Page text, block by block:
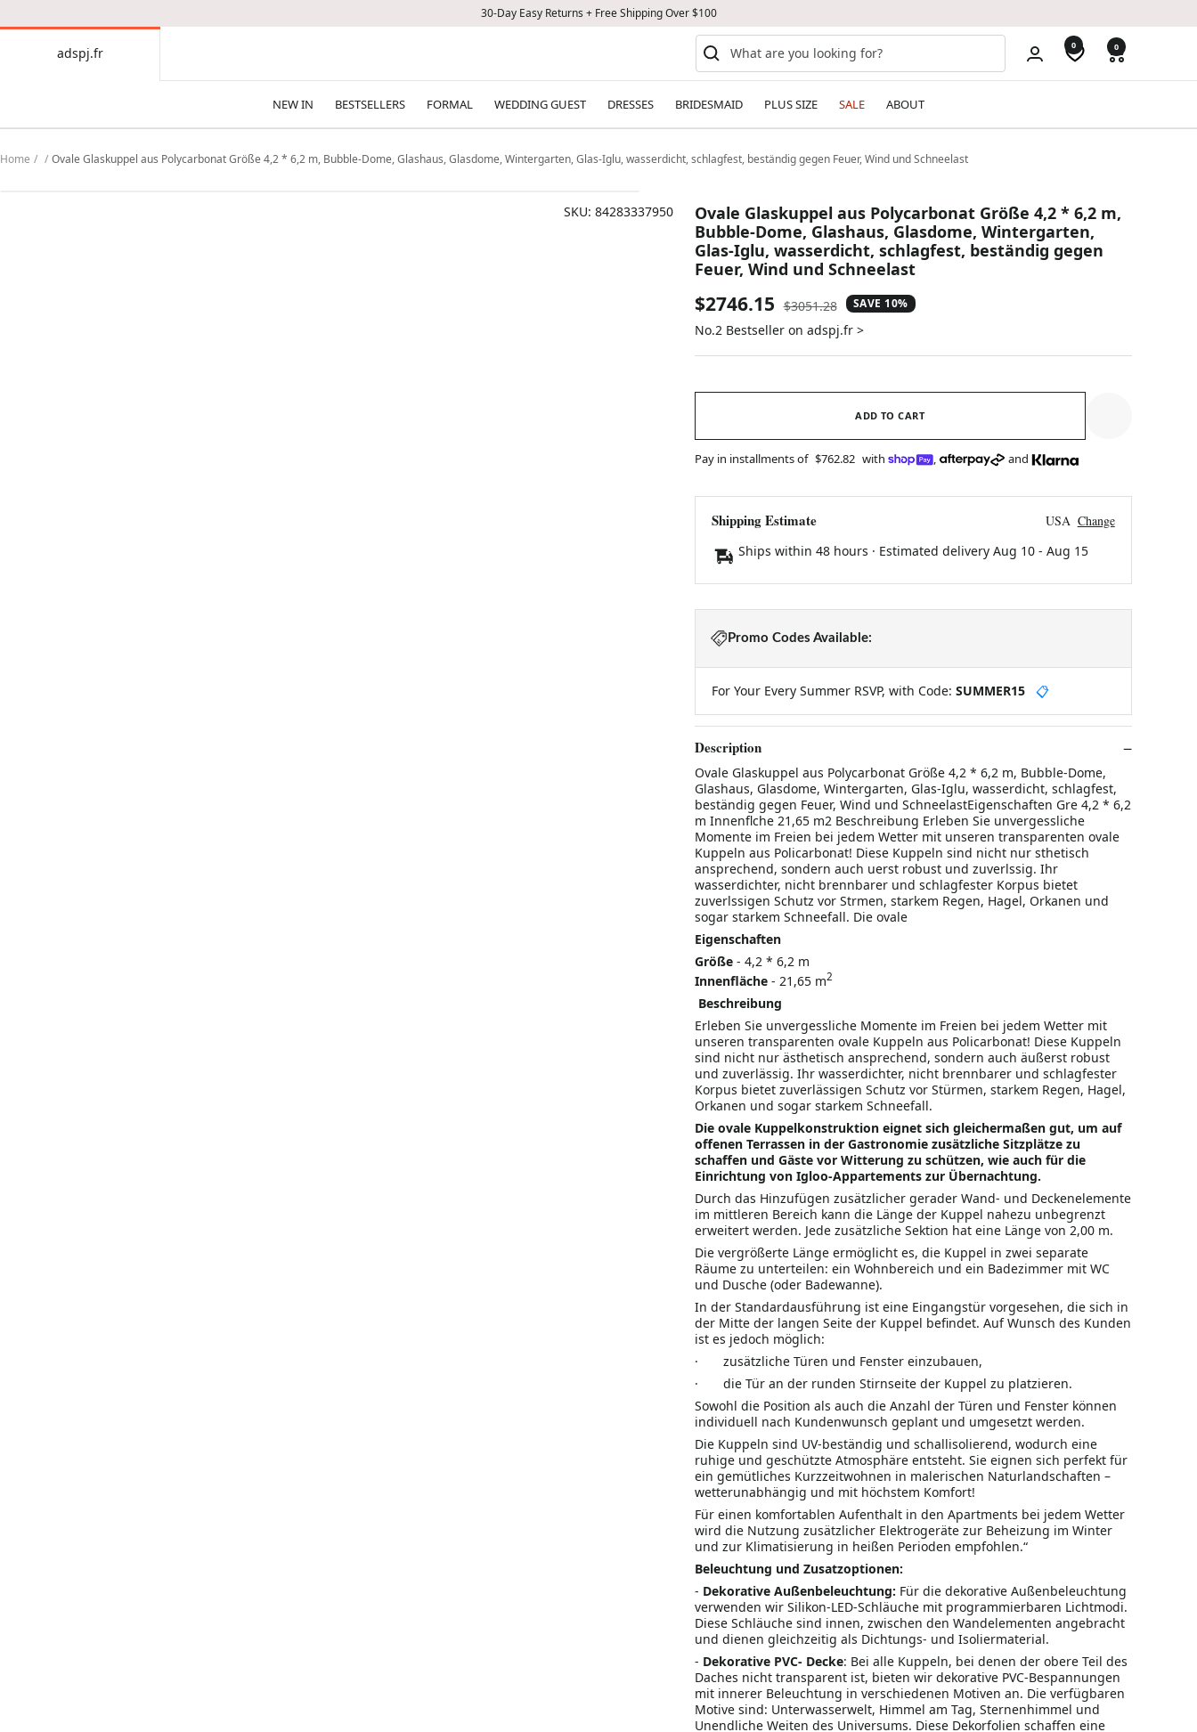
30-Day Easy Returns + Free Shipping Over $100
adspj.fr 0 0
NEW IN BESTSELLERS FORMAL WEDDING GUEST DRESSES BRIDESMAID PLUS SIZE SALE ABOUT
Home Ovale Glaskuppel aus Polycarbonat Größe 4,2 * 6,2 m, Bubble-Dome, Glashaus, Glasdome, Wintergarten, Glas-Iglu, wasserdicht, schlagfest, beständig gegen Feuer, Wind und Schneelast
SKU: 84283337950
Ovale Glaskuppel aus Polycarbonat Größe 4,2 * 6,2 m,
Bubble-Dome, Glashaus, Glasdome, Wintergarten,
Glas-Iglu, wasserdicht, schlagfest, beständig gegen
Feuer, Wind und Schneelast
Sale
price
$2746.15 Regular
price
$3051.28 SAVE 10%
No.2 Bestseller on adspj.fr >
ADD TO CART
Pay in installments of $762.82 with , and
Shipping Estimate USA Change
Ships within 48 hours · Estimated delivery Aug 10- Aug 15
Promo Codes Available:
For Your Every Summer RSVP, with Code: SUMMER15 📋
Description
Ovale Glaskuppel aus Polycarbonat Größe 4,2 * 6,2 m, Bubble-Dome,
Glashaus, Glasdome, Wintergarten, Glas-Iglu, wasserdicht, schlagfest,
beständig gegen Feuer, Wind und SchneelastEigenschaften Gre 4,2 * 6,2
m Innenflche 21,65 m2 Beschreibung Erleben Sie unvergessliche
Momente im Freien bei jedem Wetter mit unseren transparenten ovale
Kuppeln aus Policarbonat! Diese Kuppeln sind nicht nur sthetisch
ansprechend, sondern auch uerst robust und zuverlssig. Ihr
wasserdichter, nicht brennbarer und schlagfester Korpus bietet
zuverlssigen Schutz vor Strmen, starkem Regen, Hagel, Orkanen und
sogar starkem Schneefall. Die ovale
Eigenschaften
Größe- 4,2 * 6,2 m
Innenfläche- 21,65 m2
Beschreibung
Erleben Sie unvergessliche Momente im Freien bei jedem Wetter mit
unseren transparenten ovale Kuppeln aus Policarbonat! Diese Kuppeln
sind nicht nur ästhetisch ansprechend, sondern auch äußerst robust
und zuverlässig. Ihr wasserdichter, nicht brennbarer und schlagfester
Korpus bietet zuverlässigen Schutz vor Stürmen, starkem Regen, Hagel,
Orkanen und sogar starkem Schneefall.
Die ovale Kuppelkonstruktion eignet sich gleichermaßen gut, um auf
offenen Terrassen in der Gastronomie zusätzliche Sitzplätze zu
schaffen und Gäste vor Witterung zu schützen, wie auch für die
Einrichtung von Igloo-Appartements zur Übernachtung.
Durch das Hinzufügen zusätzlicher gerader Wand- und Deckenelemente
im mittleren Bereich kann die Länge der Kuppel nahezu unbegrenzt
erweitert werden. Jede zusätzliche Sektion hat eine Länge von 2,00 m.
Die vergrößerte Länge ermöglicht es, die Kuppel in zwei separate
Räume zu unterteilen: ein Wohnbereich und ein Badezimmer mit WC
und Dusche (oder Badewanne).
In der Standardausführung ist eine Eingangstür vorgesehen, die sich in
der Mitte der langen Seite der Kuppel befindet. Auf Wunsch des Kunden
ist es jedoch möglich:
· zusätzliche Türen und Fenster einzubauen,
· die Tür an der runden Stirnseite der Kuppel zu platzieren.
Sowohl die Position als auch die Anzahl der Türen und Fenster können
individuell nach Kundenwunsch geplant und umgesetzt werden.
Die Kuppeln sind UV-beständig und schallisolierend, wodurch eine
ruhige und geschützte Atmosphäre entsteht. Sie eignen sich perfekt für
ein gemütliches Kurzzeitwohnen in malerischen Naturlandschaften –
wetterunabhängig und mit höchstem Komfort!
Für einen komfortablen Aufenthalt in den Apartments bei jedem Wetter
wird die Nutzung zusätzlicher Elektrogeräte zur Beheizung im Winter
und zur Klimatisierung in heißen Perioden empfohlen.“
Beleuchtung und Zusatzoptionen:
- Dekorative Außenbeleuchtung: Für die dekorative Außenbeleuchtung
verwenden wir Silikon-LED-Schläuche mit programmierbaren Lichtmodi.
Diese Schläuche sind innen, zwischen den Wandelementen angebracht
und dienen gleichzeitig als Dichtungs- und Isoliermaterial.
- Dekorative PVC- Decke: Bei alle Kuppeln, bei denen der obere Teil des
Daches nicht transparent ist, bieten wir dekorative PVC-Bespannungen
mit innerer Beleuchtung in verschiedenen Motiven an. Die verfügbaren
Motive sind: Unterwasserwelt, Himmel am Tag, Sternenhimmel und
Unendliche Weiten des Universums. Diese Dekorfolien schaffen eine